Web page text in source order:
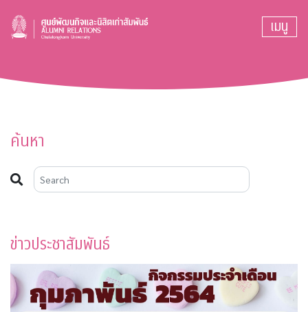
เมนู
ค้นหา
ข่าวประชาสัมพันธ์